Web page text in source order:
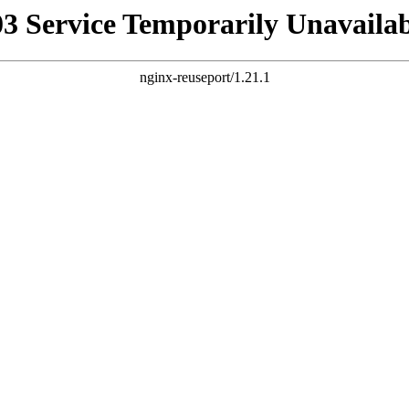
Service Temporarily
nginx-reuseport/1.21.1